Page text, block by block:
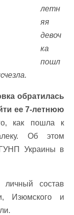
летн
яя
девоч
ка
пошл
обратилась
ее 7-летнюю
как пошла к
Об этом
Украины в
состав
Изюмского и